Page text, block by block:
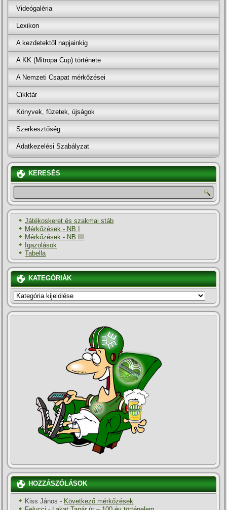
Videógaléria
Lexikon
A kezdetektől napjainkig
A KK (Mitropa Cup) története
A Nemzeti Csapat mérkőzései
Cikktár
Könyvek, füzetek, újságok
Szerkesztőség
Adatkezelési Szabályzat
KERESÉS
Játékoskeret és szakmai stáb
Mérkőzések - NB I
Mérkőzések - NB III
Igazolások
Tabella
KATEGÓRIÁK
KATEGÓRIÁK
HOZZÁSZÓLÁSOK
Kiss János - Következő mérkőzések